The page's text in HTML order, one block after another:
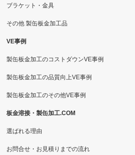
ブラケット・金具
その他 製缶板金加工品
VE事例
製缶板金加工のコストダウンVE事例
製缶板金加工の品質向上VE事例
製缶板金加工のその他VE事例
板金溶接・製缶加工.COM
選ばれる理由
お問合せ・お見積りまでの流れ